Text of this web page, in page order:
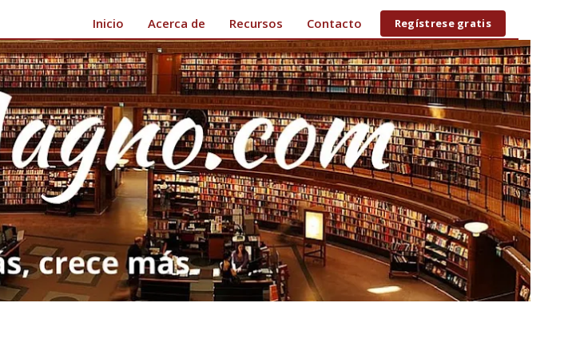
Inicio Acerca de Recursos Contacto Regístrese gratis